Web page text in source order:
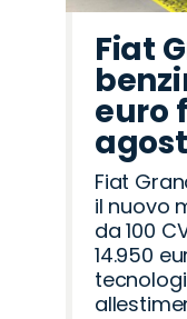
Fiat
euro
Fiat
il nuovo
da 100
14.950